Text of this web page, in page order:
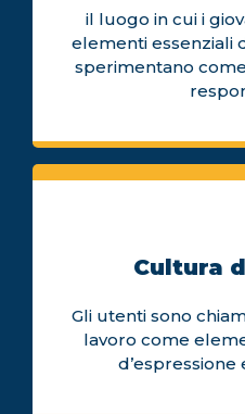
il luogo in cui i
elementi essenziali
sperimentano
Cultura
Gli utenti sono
lavoro come
d’espressione